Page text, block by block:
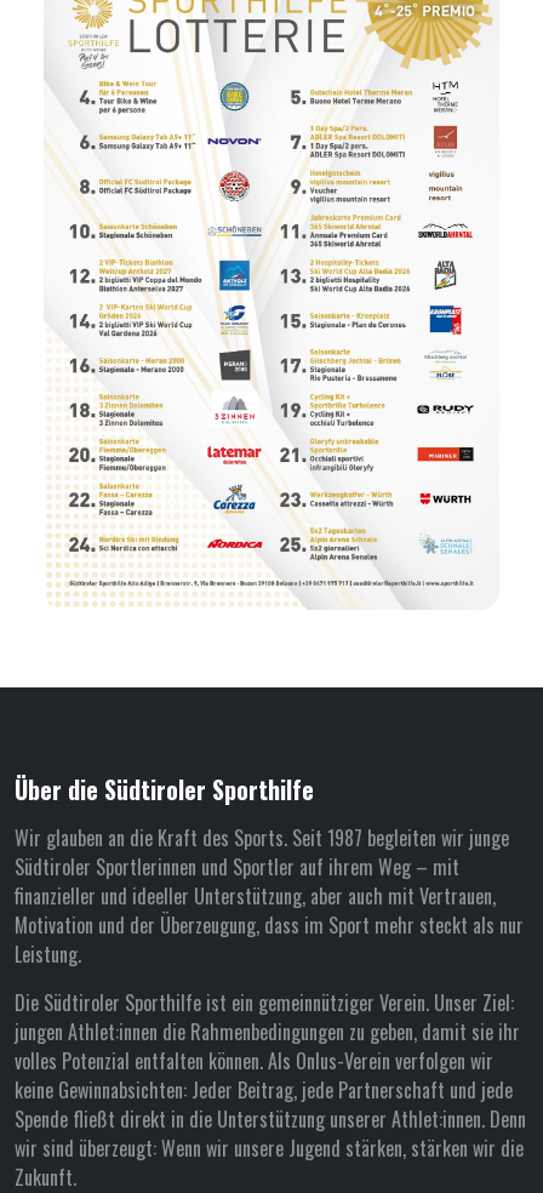
Über die Südtiroler Sporthilfe
Wir glauben an die Kraft des Sports. Seit 1987 begleiten wir junge
Südtiroler Sportlerinnen und Sportler auf ihrem Weg – mit
finanzieller und ideeller Unterstützung, aber auch mit Vertrauen,
Motivation und der Überzeugung, dass im Sport mehr steckt als nur
Leistung.
Die Südtiroler Sporthilfe ist ein gemeinnütziger Verein. Unser Ziel:
jungen Athlet:innen die Rahmenbedingungen zu geben, damit sie ihr
volles Potenzial entfalten können. Als Onlus-Verein verfolgen wir
keine Gewinnabsichten: Jeder Beitrag, jede Partnerschaft und jede
Spende fließt direkt in die Unterstützung unserer Athlet:innen. Denn
wir sind überzeugt: Wenn wir unsere Jugend stärken, stärken wir die
Zukunft.